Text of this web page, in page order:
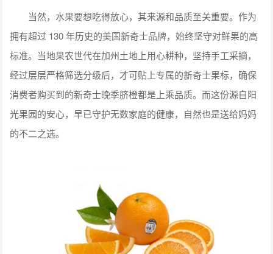
当然，水果要想吃得放心，其来源和品质至关重要。作为
拥有超过 130 年历史的美国新奇士品牌，始终坚守对鲜果的高
标准。当地果农世代在加州土地上用心耕种，坚持手工采摘，
经过层层严格筛选分级后，才可贴上专属的新奇士果标，确保
消费者购买到的新奇士晚季脐橙都是上乘品质。而这份源自阳
光果园的安心，早已守护无数家庭的健康，自然也是送给妈妈
的不二之选。